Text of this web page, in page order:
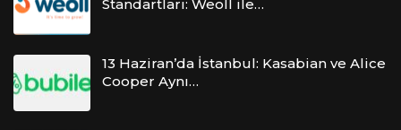
Standartları: Weoll ile…
13 Haziran’da İstanbul: Kasabian ve Alice
Cooper Aynı…